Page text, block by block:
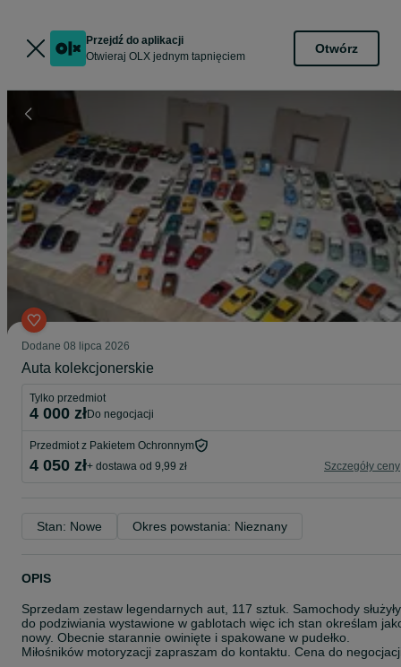
Przejdź do aplikacji
Otwieraj OLX jednym tapnięciem
Otwórz
Dodane 08 lipca 2026
Auta kolekcjonerskie
Tylko przedmiot
4 000 zł do negocjacji
Przedmiot z Pakietem Ochronnym
4 050 zł+ dostawa od 9,99 zł Szczegóły ceny
Stan: Nowe Okres powstania: Nieznany
OPIS
Sprzedam zestaw legendarnych aut, 117 sztuk. Samochody służyły
do podziwiania wystawione w gablotach więc ich stan określam
nowy. Obecnie starannie owinięte i spakowane w pudełko.
Miłośników motoryzacji zapraszam do kontaktu. Cena do